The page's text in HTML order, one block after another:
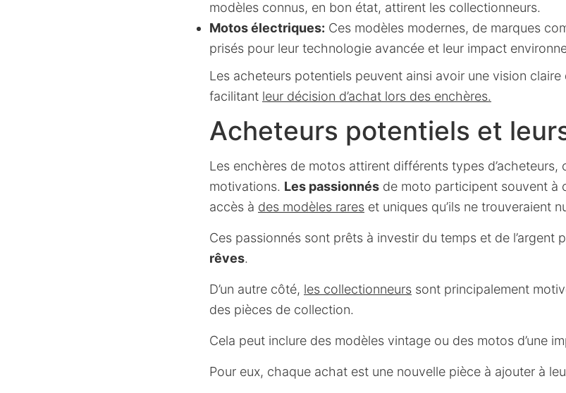
modèles connus, en bon état, attirent les collectionneurs.
Motos électriques: Ces modèles modernes, de marques
prisés pour leur technologie avancée et leur impact
Les acheteurs potentiels peuvent ainsi avoir une vision
facilitant leur décision d’achat lors des enchères.
Acheteurs potentiels et
Les enchères de motos attirent différents types d’acheteurs,
motivations. Les passionnés de moto participent souvent à
accès à des modèles rares et uniques qu’ils ne trouveraient
Ces passionnés sont prêts à investir du temps et de l’argent
rêves.
D’un autre côté, les collectionneurs sont principalement
des pièces de collection.
Cela peut inclure des modèles vintage ou des motos d’une
Pour eux, chaque achat est une nouvelle pièce à ajouter à